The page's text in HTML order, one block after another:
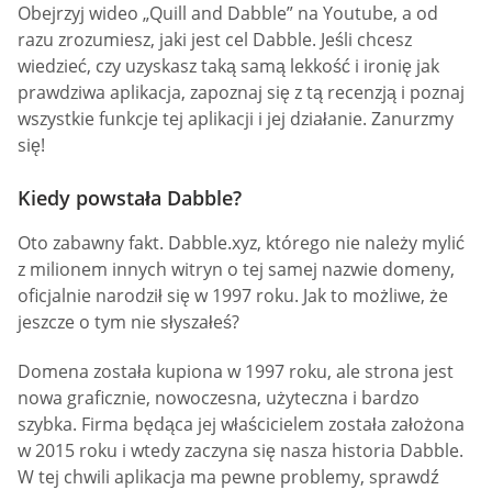
Obejrzyj wideo „Quill and Dabble” na Youtube, a od
razu zrozumiesz, jaki jest cel Dabble. Jeśli chcesz
wiedzieć, czy uzyskasz taką samą lekkość i ironię jak
prawdziwa aplikacja, zapoznaj się z tą recenzją i poznaj
wszystkie funkcje tej aplikacji i jej działanie. Zanurzmy
się!
Kiedy powstała Dabble?
Oto zabawny fakt. Dabble.xyz, którego nie należy mylić
z milionem innych witryn o tej samej nazwie domeny,
oficjalnie narodził się w 1997 roku. Jak to możliwe, że
jeszcze o tym nie słyszałeś?
Domena została kupiona w 1997 roku, ale strona jest
nowa graficznie, nowoczesna, użyteczna i bardzo
szybka. Firma będąca jej właścicielem została założona
w 2015 roku i wtedy zaczyna się nasza historia Dabble.
W tej chwili aplikacja ma pewne problemy, sprawdź